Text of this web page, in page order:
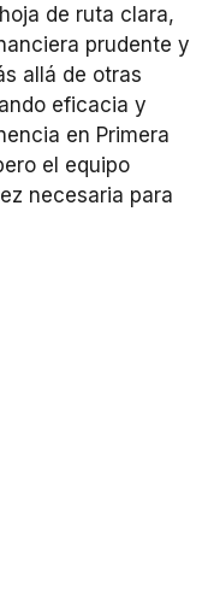
de ruta clara,
prudente y
allá de otras
eficacia y
en Primera
el equipo
necesaria para